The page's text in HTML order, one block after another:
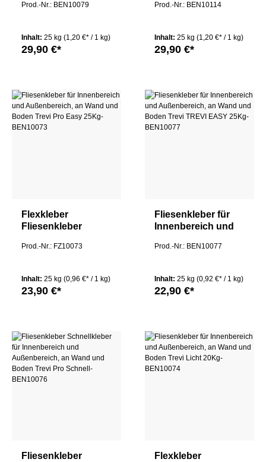
Wand und Boden
25Kg
Prod.-Nr.: BEN10079
Inhalt: 25 kg (1,20 €* / 1 kg)
29,90 €*
Wand und Boden
25Kg
Prod.-Nr.: BEN10114
Inhalt: 25 kg (1,20 €* / 1 kg)
29,90 €*
Flexkleber
Fliesenkleber
& Boden,
Pro Easy 25Kg
Prod.-Nr.: FZ10073
Inhalt: 25 kg (0,96 €* / 1 kg)
23,90 €*
Fliesenkleber für
Innenbereich und
Wand und Boden
25Kg
Prod.-Nr.: BEN10077
Inhalt: 25 kg (0,92 €* / 1 kg)
22,90 €*
Fliesenkleber
Flexkleber